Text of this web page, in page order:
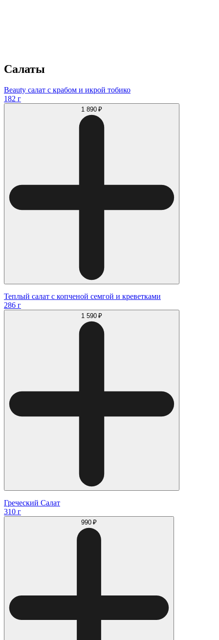
Салаты
Beauty салат с крабом и икрой тобико
182 г
1 890 ₽
Теплый салат с копченой семгой и креветками
286 г
1 590 ₽
Греческий Салат
310 г
990 ₽